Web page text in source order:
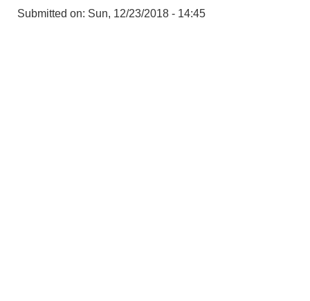
Submitted on: Sun, 12/23/2018 - 14:45